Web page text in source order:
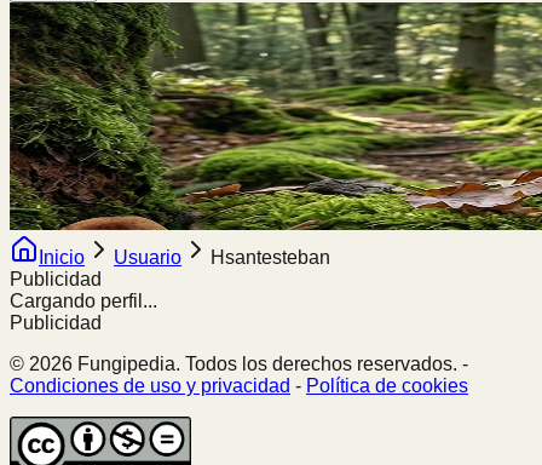
Inicio Usuario
Hsantesteban
Publicidad
Cargando perfil...
Publicidad
© 2026 Fungipedia. Todos los derechos reservados. -
Condiciones de uso y privacidad - Política de cookies